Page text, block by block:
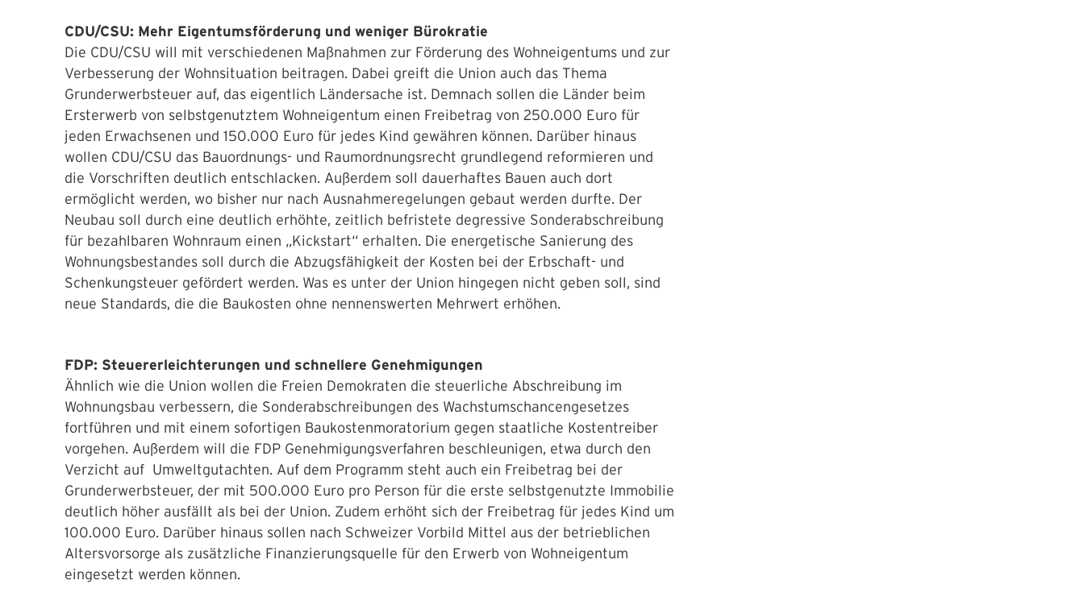
CDU/CSU: Mehr Eigentumsförderung und weniger Bürokratie
Die CDU/CSU will mit verschiedenen Maßnahmen zur Förderung des Wohneigentums und zur
Verbesserung der Wohnsituation beitragen. Dabei greift die Union auch das Thema
Grunderwerbsteuer auf, das eigentlich Ländersache ist. Demnach sollen die Länder beim
Ersterwerb von selbstgenutztem Wohneigentum einen Freibetrag von 250.000 Euro für
jeden Erwachsenen und 150.000 Euro für jedes Kind gewähren können. Darüber hinaus
wollen CDU/CSU das Bauordnungs- und Raumordnungsrecht grundlegend reformieren und
die Vorschriften deutlich entschlacken. Außerdem soll dauerhaftes Bauen auch dort
ermöglicht werden, wo bisher nur nach Ausnahmeregelungen gebaut werden durfte. Der
Neubau soll durch eine deutlich erhöhte, zeitlich befristete degressive Sonderabschreibung
für bezahlbaren Wohnraum einen „Kickstart“ erhalten. Die energetische Sanierung des
Wohnungsbestandes soll durch die Abzugsfähigkeit der Kosten bei der Erbschaft- und
Schenkungsteuer gefördert werden. Was es unter der Union hingegen nicht geben soll, sind
neue Standards, die die Baukosten ohne nennenswerten Mehrwert erhöhen.
FDP: Steuererleichterungen und schnellere Genehmigungen
Ähnlich wie die Union wollen die Freien Demokraten die steuerliche Abschreibung im
Wohnungsbau verbessern, die Sonderabschreibungen des Wachstumschancengesetzes
fortführen und mit einem sofortigen Baukostenmoratorium gegen staatliche Kostentreiber
vorgehen. Außerdem will die FDP Genehmigungsverfahren beschleunigen, etwa durch den
Verzicht auf Umweltgutachten. Auf dem Programm steht auch ein Freibetrag bei der
Grunderwerbsteuer, der mit 500.000 Euro pro Person für die erste selbstgenutzte Immobilie
deutlich höher ausfällt als bei der Union. Zudem erhöht sich der Freibetrag für jedes Kind um
100.000 Euro. Darüber hinaus sollen nach Schweizer Vorbild Mittel aus der betrieblichen
Altersvorsorge als zusätzliche Finanzierungsquelle für den Erwerb von Wohneigentum
eingesetzt werden können.